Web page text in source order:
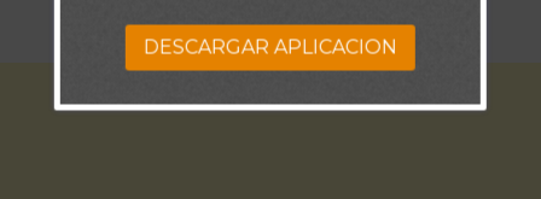
DESCARGAR APLICACION